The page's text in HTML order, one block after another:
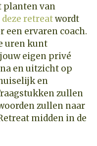
planten van
deze retreatwordt
een ervaren coach.
uren kunt
eigen privé
en uitzicht op
en
zullen
zullen naar
midden in de